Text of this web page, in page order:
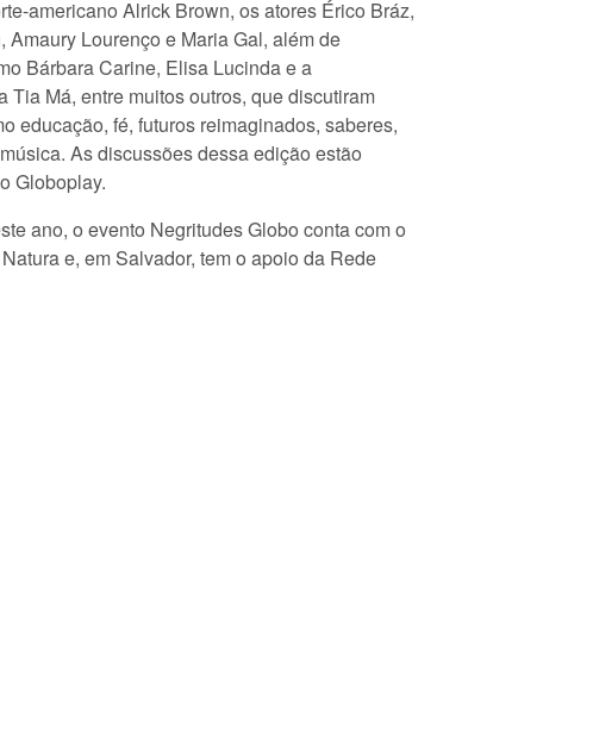
americano Alrick Brown, os atores Érico Bráz,
Amaury Lourenço e Maria Gal, além de
Bárbara Carine, Elisa Lucinda e a
Tia Má, entre muitos outros, que discutiram
educação, fé, futuros reimaginados, saberes,
As discussões dessa edição estão
Globoplay.
ano, o evento Negritudes Globo conta com o
e, em Salvador, tem o apoio da Rede